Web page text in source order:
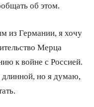
об этом.
из Германии, я хочу
Мерца
к войне с Россией.
длинной, но я думаю,